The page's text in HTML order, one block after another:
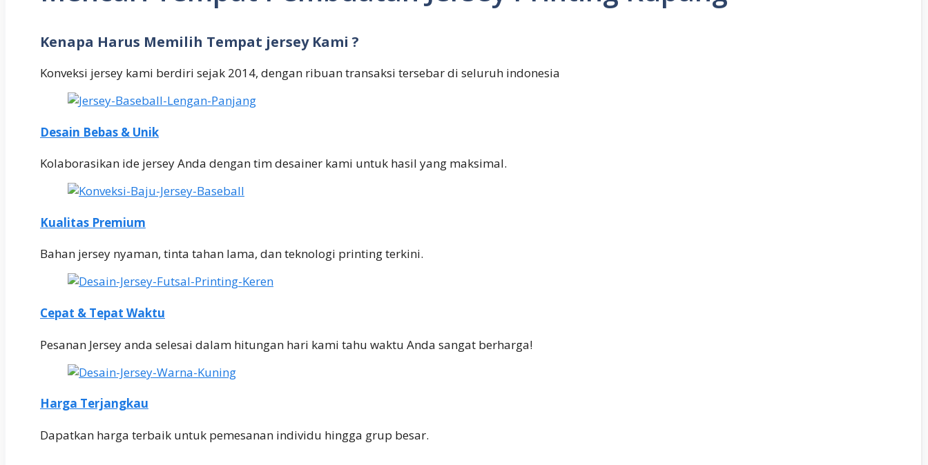
Kenapa Harus Memilih Tempat jersey Kami ?
Konveksi jersey kami berdiri sejak 2014, dengan ribuan transaksi tersebar di seluruh indonesia
Desain Bebas & Unik
Kolaborasikan ide jersey Anda dengan tim desainer kami untuk hasil yang maksimal.
Kualitas Premium
Bahan jersey nyaman, tinta tahan lama, dan teknologi printing terkini.
Cepat & Tepat Waktu
Pesanan Jersey anda selesai dalam hitungan hari kami tahu waktu Anda sangat berharga!
Harga Terjangkau
Dapatkan harga terbaik untuk pemesanan individu hingga grup besar.